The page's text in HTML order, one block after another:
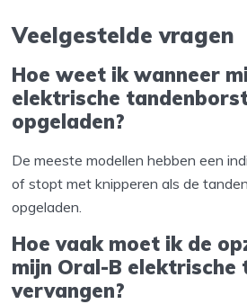
Veelgestelde vragen
Hoe weet ik wanneer
elektrische
opgeladen?
De meeste modellen hebben een
of stopt met knipperen als de
opgeladen.
Hoe vaak moet ik de
mijn Oral-B elektrische
vervangen?